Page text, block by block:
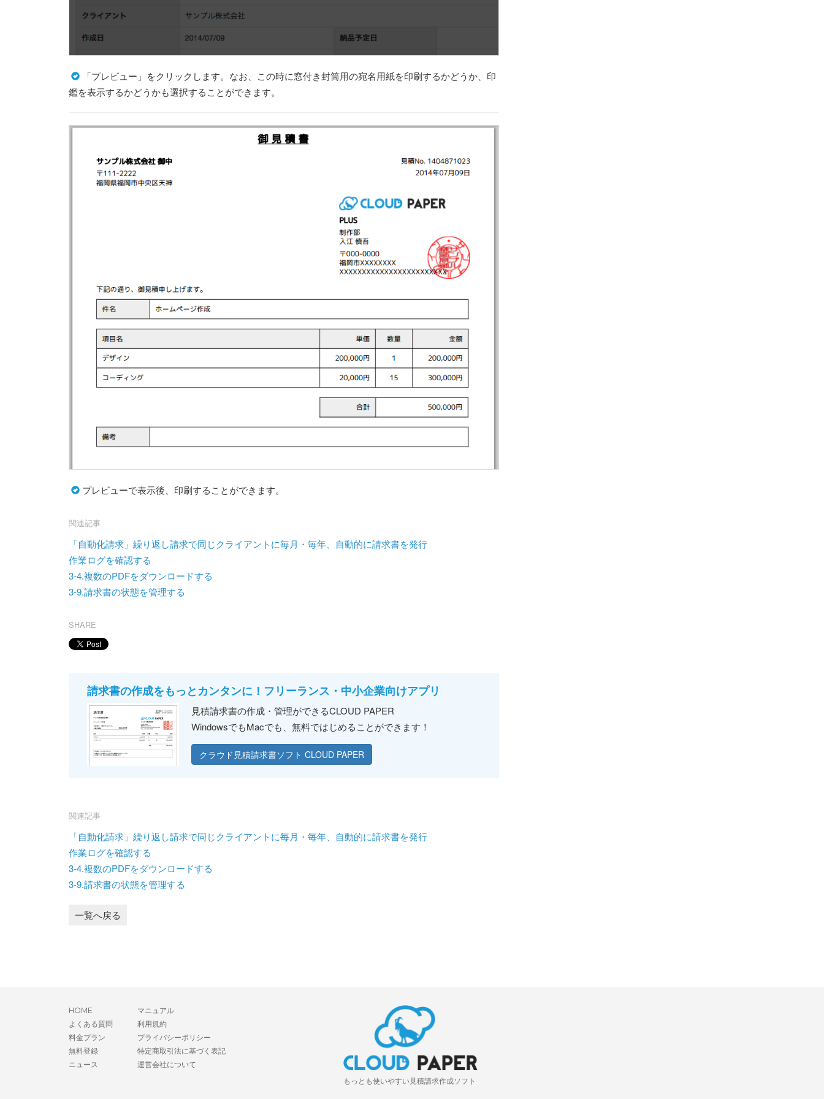
「プレビュー」をクリックします。なお、この時に窓付き封筒用の宛名用紙を印刷するかどうか、印
鑑を表示するかどうかも選択することができます。
プレビューで表示後、印刷することができます。
関連記事
「自動化請求」繰り返し請求で同じクライアントに毎月・毎年、自動的に請求書を発行
作業ログを確認する
3-4.複数のPDFをダウンロードする
3-9.請求書の状態を管理する
SHARE
請求書の作成をもっとカンタンに！フリーランス・中小企業向けアプリ
見積請求書の作成・管理ができるCLOUD PAPER
WindowsでもMacでも、無料ではじめることができます！
クラウド見積請求書ソフト CLOUD PAPER
関連記事
「自動化請求」繰り返し請求で同じクライアントに毎月・毎年、自動的に請求書を発行
作業ログを確認する
3-4.複数のPDFをダウンロードする
3-9.請求書の状態を管理する
一覧へ戻る
HOME
よくある質問
料金プラン
無料登録
ニュース
マニュアル
利用規約
プライバシーポリシー
特定商取引法に基づく表記
運営会社について
もっとも使いやすい見積請求作成ソフト